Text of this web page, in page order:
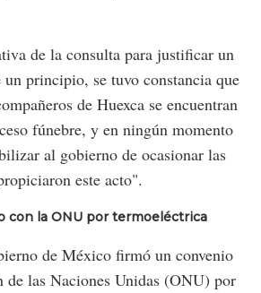
de la consulta para justificar un
un principio, se tuvo constancia que
de Huexca se encuentran
fúnebre, y en ningún momento
al gobierno de ocasionar las
este acto".
con la ONU por termoeléctrica
de México firmó un convenio
de las Naciones Unidas (ONU) por